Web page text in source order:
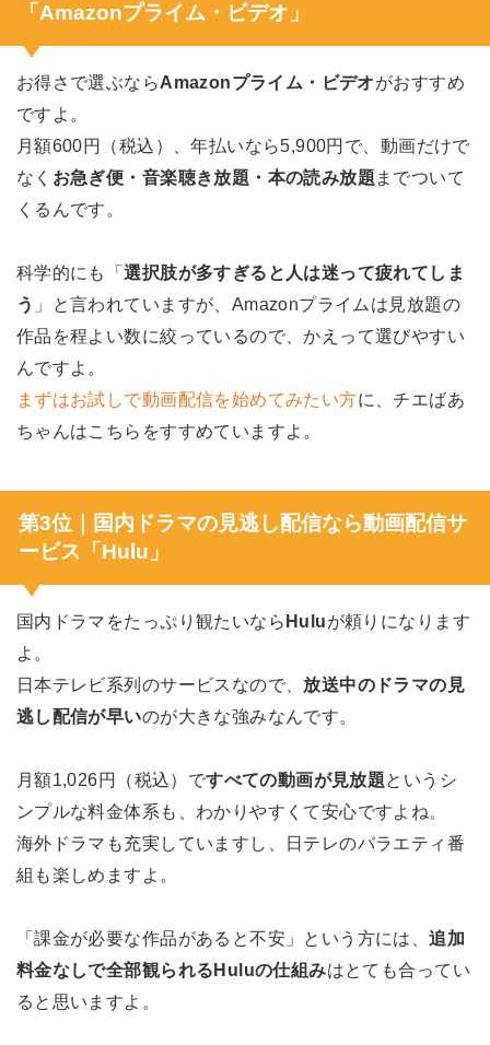
「Amazonプライム・ビデオ」
お得さで選ぶならAmazonプライム・ビデオがおすすめ
ですよ。
月額600円（税込）、年払いなら5,900円で、動画だけで
なく お急ぎ便・音楽聴き放題・本の読み放題 までついて
くるんです。
科学的にも「選択肢が多すぎると人は迷って疲れてしま
う 」と言われていますが、Amazonプライムは見放題の
作品を程よい数に絞っているので、かえって選びやすい
んですよ。
まずはお試しで動画配信を始めてみたい方に、チエばあ
ちゃんはこちらをすすめていますよ。
第3位｜国内ドラマの見逃し配信なら動画配信サ
ービス「Hulu」
国内ドラマをたっぷり観たいならHuluが頼りになります
よ。
日本テレビ系列のサービスなので、 放送中のドラマの見
逃し配信が早いのが大きな強みなんです。
月額1,026円（税込）ですべての動画が見放題というシ
ンプルな料金体系も、わかりやすくて安心ですよね。
海外ドラマも充実していますし、日テレのバラエティ番
組も楽しめますよ。
「課金が必要な作品があると不安」という方には、追加
料金なしで全部観られるHuluの仕組みはとても合ってい
ると思いますよ。